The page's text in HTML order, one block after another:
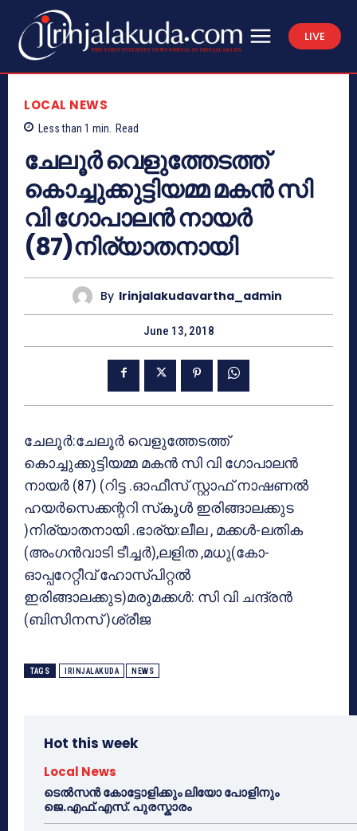
LIVE
LOCAL NEWS
Less than 1 min. Read
ചേലൂര്‍ വെളുത്തേടത്ത്
കൊച്ചുക്കുട്ടിയമ്മ മകന്‍ സി
വി ഗോപാലന്‍ നായര്‍
(87)നിര്യാതനായി
By Irinjalakudavartha_admin
June 13, 2018
ചേലൂര്‍:ചേലൂര്‍ വെളുത്തേടത്ത്
കൊച്ചുക്കുട്ടിയമ്മ മകന്‍ സി വി ഗോപാലന്‍
നായര്‍ (87) (റിട്ട .ഓഫീസ് സ്റ്റാഫ് നാഷണല്‍
ഹയര്‍സെക്കന്ററി സ്‌കൂള്‍ ഇരിങ്ങാലക്കുട
)നിര്യാതനായി .ഭാര്യ:ലീല , മക്കള്‍-ലതിക
(അംഗന്‍വാടി ടീച്ചര്‍),ലളിത ,മധു(കോ-
ഓപ്പറേറ്റീവ് ഹോസ്പിറ്റല്‍
ഇരിങ്ങാലക്കുട)മരുമക്കള്‍: സി വി ചന്ദ്രന്‍
(ബിസിനസ് )ശ്രീജ
TAGS IRINJALAKUDA NEWS
Hot this week
Local News
ടെൽസൻ കോട്ടോളിക്കും ലിയോ പോളിനും
ജെ.എഫ്.എസ്. പുരസ്കാരം